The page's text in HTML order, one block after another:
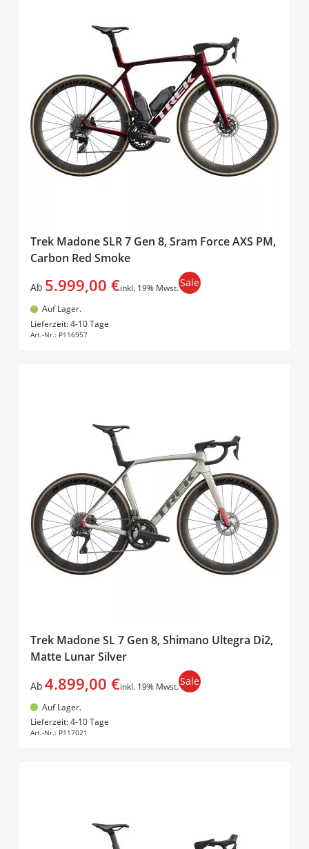
Trek Madone SLR 7 Gen 8, Sram Force AXS PM,
Carbon Red Smoke
Ab 5.999,00 €inkl. 19% Mwst.Sale
Auf Lager.
Lieferzeit: 4-10 Tage
Art.-Nr.: P116957
Trek Madone SL 7 Gen 8, Shimano Ultegra Di2,
Matte Lunar Silver
Ab 4.899,00 €inkl. 19% Mwst.Sale
Auf Lager.
Lieferzeit: 4-10 Tage
Art.-Nr.: P117021